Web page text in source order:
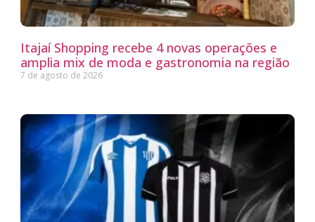
Itajaí Shopping recebe 4 novas operações e
amplia mix de moda e gastronomia na região
7 de agosto de 2026